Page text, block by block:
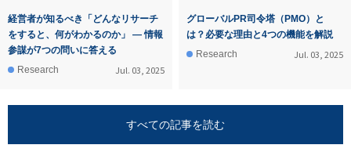
経営者が知るべき「どんなリサーチ
をすると、何がわかるのか」 ― 情報
参謀が7つの問いに答える
Research
Jul. 03, 2025
グローバルPR司令塔（PMO）と
は？必要な理由と4つの機能を解説
Research
Jul. 03, 2025
すべての記事を読む